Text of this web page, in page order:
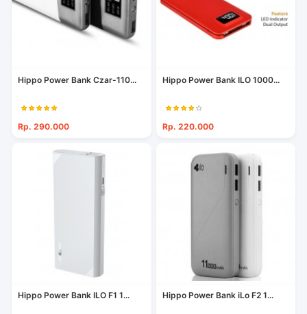
Hippo Power Bank Czar-110...
Rp. 290.000
Hippo Power Bank ILO 1000...
Rp. 220.000
Hippo Power Bank ILO F1 1... Hippo Power Bank iLo F2 1...